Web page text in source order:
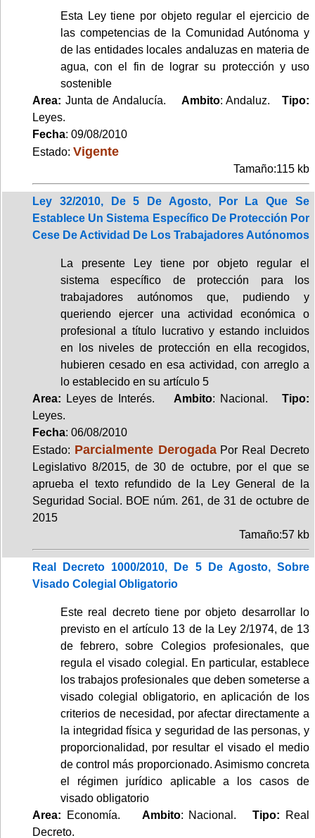
Esta Ley tiene por objeto regular el ejercicio de
las competencias de la Comunidad Autónoma y
de las entidades locales andaluzas en materia de
agua, con el fin de lograr su protección y uso
sostenible
Area: Junta de Andalucía. Ambito: Andaluz.Tipo:
Leyes.
Fecha: 09/08/2010
Estado: Vigente
Tamaño:115 kb
Ley 32/2010, De 5 De Agosto, Por La Que Se
Establece Un Sistema Específico De Protección Por
Cese De Actividad De Los Trabajadores Autónomos
La presente Ley tiene por objeto regular el
sistema específico de protección para los
trabajadores autónomos que, pudiendo y
queriendo ejercer una actividad económica o
profesional a título lucrativo y estando incluidos
en los niveles de protección en ella recogidos,
hubieren cesado en esa actividad, con arreglo a
lo establecido en su artículo 5
Area: Leyes de Interés. Ambito: Nacional.Tipo:
Leyes.
Fecha: 06/08/2010
Estado: Parcialmente DerogadaPor Real Decreto
Legislativo 8/2015, de 30 de octubre, por el que se
aprueba el texto refundido de la Ley General de la
Seguridad Social. BOE núm. 261, de 31 de octubre de
2015
Tamaño:57 kb
Real Decreto 1000/2010, De 5 De Agosto, Sobre
Visado Colegial Obligatorio
Este real decreto tiene por objeto desarrollar lo
previsto en el artículo 13 de la Ley 2/1974, de 13
de febrero, sobre Colegios profesionales, que
regula el visado colegial. En particular, establece
los trabajos profesionales que deben someterse a
visado colegial obligatorio, en aplicación de los
criterios de necesidad, por afectar directamente a
la integridad física y seguridad de las personas, y
proporcionalidad, por resultar el visado el medio
de control más proporcionado. Asimismo concreta
el régimen jurídico aplicable a los casos de
visado obligatorio
Area: Economía. Ambito: Nacional.Tipo:
Real
Decreto.